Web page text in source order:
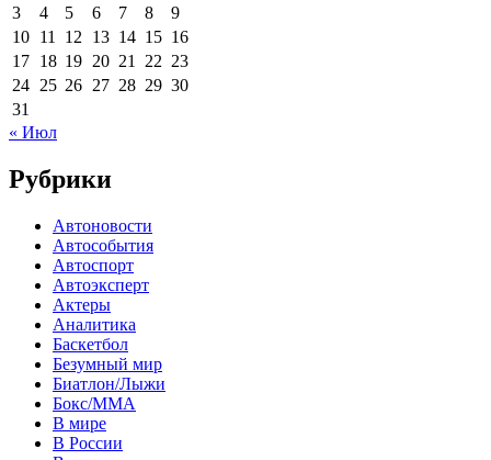
3
4 5 6 7 8
9
10 11 12 13 14 15 16
17 18 19 20 21 22 23
24 25 26 27 28 29 30
31
« Июл
Рубрики
Автоновости
Автособытия
Автоспорт
Автоэксперт
Актеры
Аналитика
Баскетбол
Безумный мир
Биатлон/Лыжи
Бокс/MMA
В мире
В России